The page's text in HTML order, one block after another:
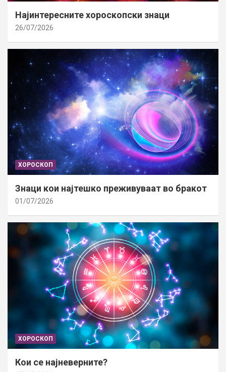
Најинтересните хороскопски знаци
26/07/2026
ХОРОСКОП
Знаци кои најтешко преживуваат во бракот
01/07/2026
ХОРОСКОП
Кои се најневерните?